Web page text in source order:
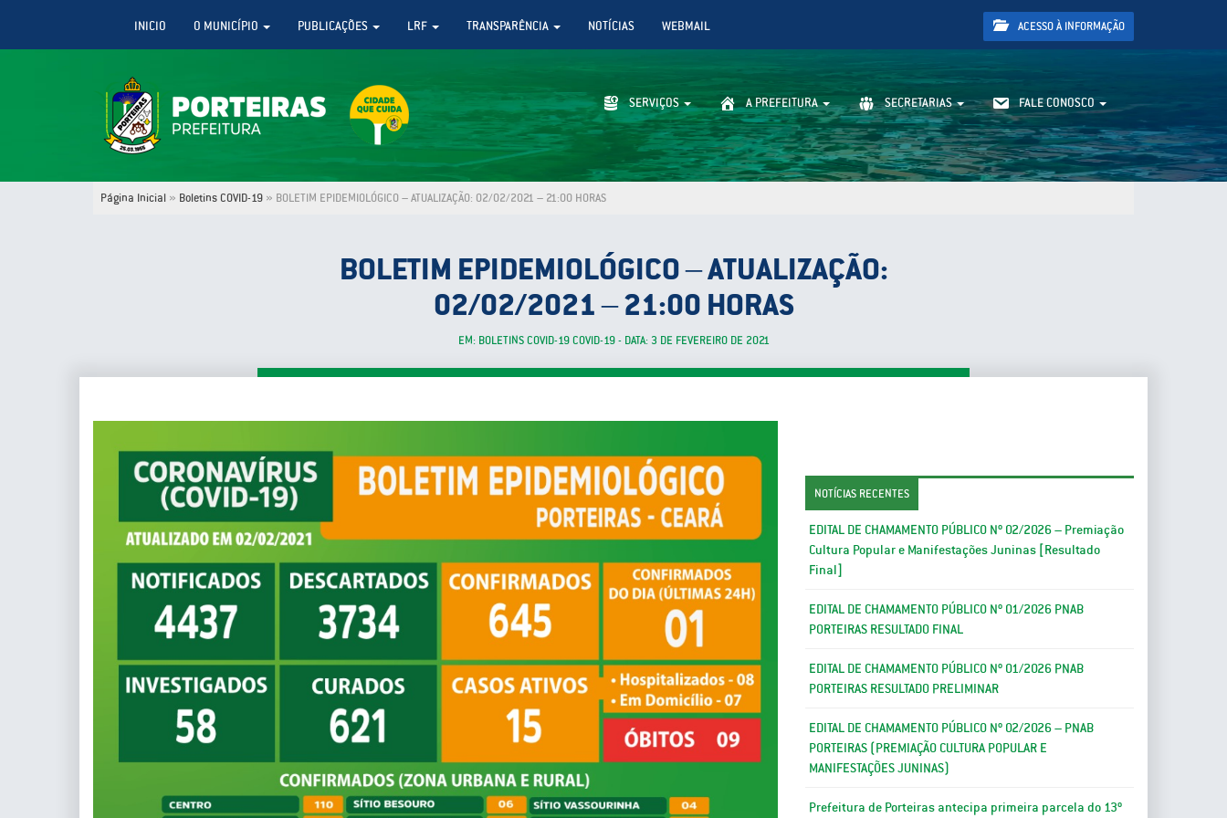
INICIO O MUNICÍPIO PUBLICAÇÕES LRF TRANSPARÊNCIA NOTÍCIAS WEBMAIL ACESSO À INFORMAÇÃO
SERVIÇOS A PREFEITURA SECRETARIAS FALE CONOSCO
Página Inicial » Boletins COVID-19 » BOLETIM EPIDEMIOLÓGICO – ATUALIZAÇÃO: 02/02/2021 – 21:00 HORAS
BOLETIM EPIDEMIOLÓGICO – ATUALIZAÇÃO:
02/02/2021 – 21:00 HORAS
EM: BOLETINS COVID-19 COVID-19 - DATA: 3 DE FEVEREIRO DE 2021
NOTÍCIAS RECENTES
EDITAL DE CHAMAMENTO PÚBLICO Nº 02/2026 – Premiação
Cultura Popular e Manifestações Juninas [Resultado
Final]
EDITAL DE CHAMAMENTO PÚBLICO Nº 01/2026 PNAB
PORTEIRAS RESULTADO FINAL
EDITAL DE CHAMAMENTO PÚBLICO Nº 01/2026 PNAB
PORTEIRAS RESULTADO PRELIMINAR
EDITAL DE CHAMAMENTO PÚBLICO Nº 02/2026 – PNAB
PORTEIRAS (PREMIAÇÃO CULTURA POPULAR E
MANIFESTAÇÕES JUNINAS)
Prefeitura de Porteiras antecipa primeira parcela do 13º